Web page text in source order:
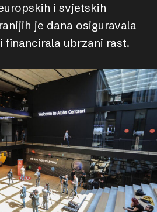
i svjetskih
je dana osiguravala
financirala ubrzani rast.